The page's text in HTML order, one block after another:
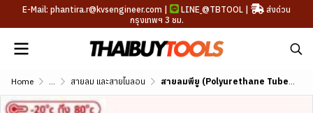
E-Mail: phantira.r@kvsengineer.com | LINE @TBTOOL |
ส่งด่วน
กรุงเทพฯ 3 ชม.
Home ... สายลม และสายไนลอน สายลมพียู (Polyurethane Tube) อ่อนตัวดี ทนทาน ขนาด 4-12mm